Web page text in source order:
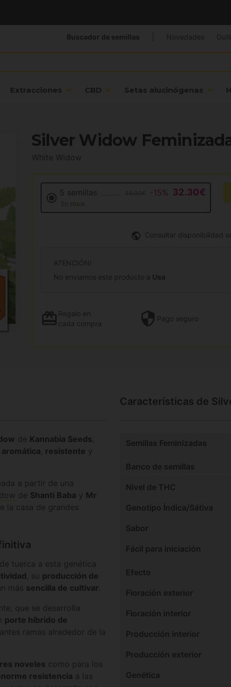
Extracciones CBD Setas alucinógenas
Buscador de semillas Novedades
Silver Widow
White Widow
5 semillas -15% 32.30€
En stock
Consultar disponibilidad
ATENCIÓN!
No enviamos este producto a Usa
Regalo en
cada compra
Pago seguro
de Kannabia Seeds,
aromática, resistente y
a partir de una
de Shanti Baba y Mr
la casa de grandes
tuerca a esta genética
, su producción de
más sencilla de cultivar.
que se desarrolla
porte híbrido de
ramas alrededor de la
noveles como para los
resistencia a las
Características de
Semillas Feminizadas
Banco de semillas
Nivel de THC
Genotipo Índica/Sátiva
Sabor
Fácil para iniciación
Efecto
Floración exterior
Floración interior
Producción interior
Producción exterior
Genética